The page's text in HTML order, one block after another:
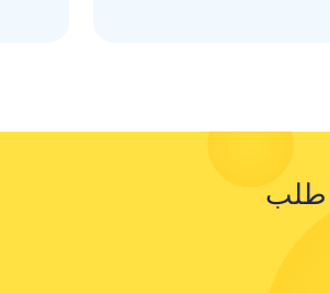
طلب